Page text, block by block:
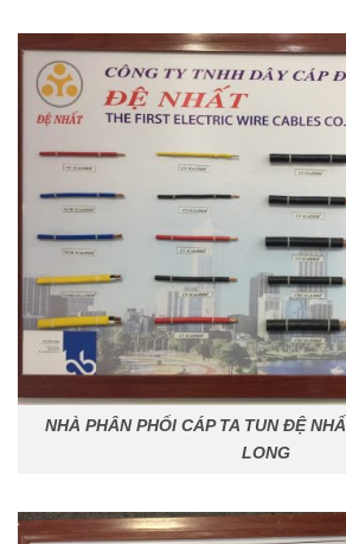
NHÀ PHÂN PHỐI CÁP TA TUN ĐỆ
LONG